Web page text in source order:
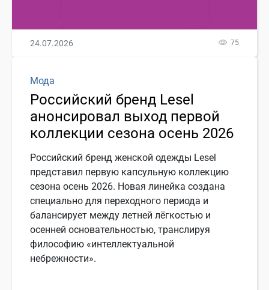
24.07.2026 75
Мода
Российский бренд Lesel
анонсировал выход первой
коллекции сезона осень 2026
Российский бренд женской одежды Lesel
представил первую капсульную коллекцию
сезона осень 2026. Новая линейка создана
специально для переходного периода и
балансирует между летней лёгкостью и
осенней основательностью, транслируя
философию «интеллектуальной
небрежности».